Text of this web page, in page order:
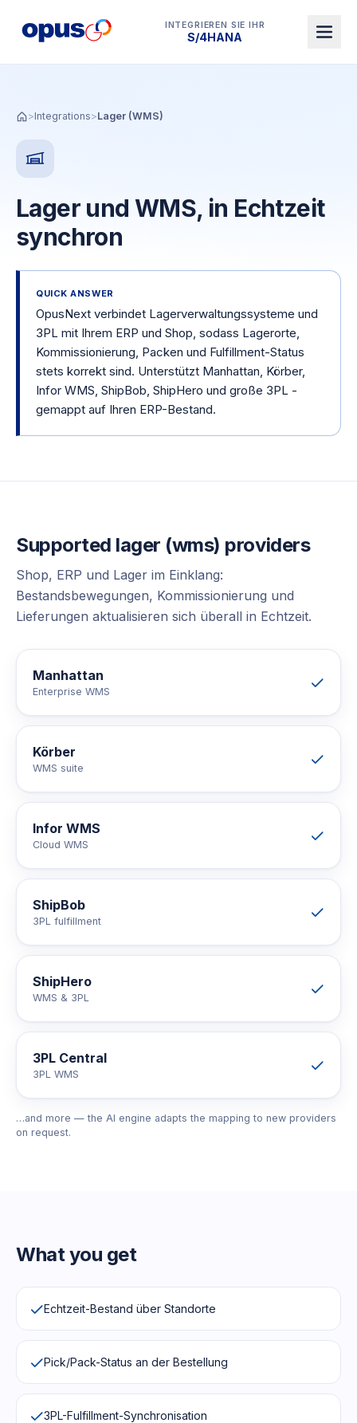
INTEGRIEREN SIE IHR
Dynamics 365 BC
>Integrations>Lager (WMS)
Lager und WMS, in Echtzeit
synchron
QUICK ANSWER
OpusNext verbindet Lagerverwaltungssysteme und
3PL mit Ihrem ERP und Shop, sodass Lagerorte,
Kommissionierung, Packen und Fulfillment-Status
stets korrekt sind. Unterstützt Manhattan, Körber,
Infor WMS, ShipBob, ShipHero und große 3PL -
gemappt auf Ihren ERP-Bestand.
Supported lager (wms) providers
Shop, ERP und Lager im Einklang:
Bestandsbewegungen, Kommissionierung und
Lieferungen aktualisieren sich überall in Echtzeit.
Manhattan
Enterprise WMS
Körber
WMS suite
Infor WMS
Cloud WMS
ShipBob
3PL fulfillment
ShipHero
WMS & 3PL
3PL Central
3PL WMS
…and more — the AI engine adapts the mapping to new providers
on request.
What you get
Echtzeit-Bestand über Standorte
Pick/Pack-Status an der Bestellung
3PL-Fulfillment-Synchronisation